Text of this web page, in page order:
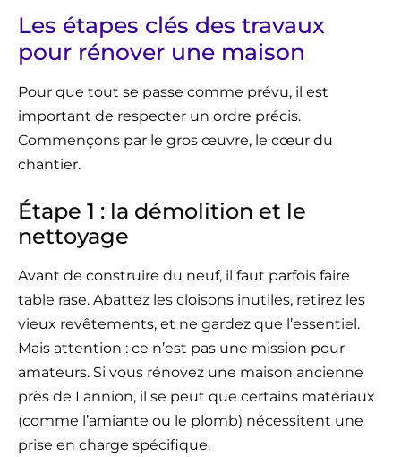
Les étapes clés des travaux
pour rénover une maison
Pour que tout se passe comme prévu, il est
important de respecter un ordre précis.
Commençons par le gros œuvre, le cœur du
chantier.
Étape 1 : la démolition et le
nettoyage
Avant de construire du neuf, il faut parfois faire
table rase. Abattez les cloisons inutiles, retirez les
vieux revêtements, et ne gardez que l’essentiel.
Mais attention : ce n’est pas une mission pour
amateurs. Si vous rénovez une maison ancienne
près de Lannion, il se peut que certains matériaux
(comme l’amiante ou le plomb) nécessitent une
prise en charge spécifique.